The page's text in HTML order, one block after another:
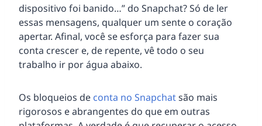
dispositivo foi banido…” do Snapchat? Só de ler
essas mensagens, qualquer um sente o coração
apertar. Afinal, você se esforça para fazer sua
conta crescer e, de repente, vê todo o seu
trabalho ir por água abaixo.
Os bloqueios de conta no Snapchatsão mais
rigorosos e abrangentes do que em outras